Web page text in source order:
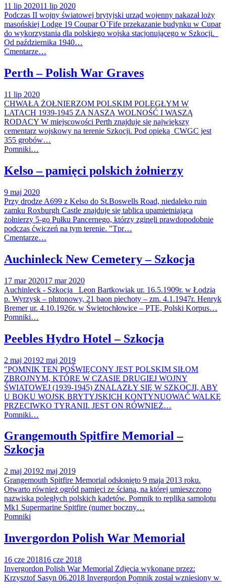
11 lip 202011 lip 2020
Podczas II wojny światowej brytyjski urząd wojenny nakazał loży
masońskiej Lodge 19 Coupar O`Fife przekazanie budynku w Cupar
do wykorzystania dla polskiego wojska stacjonującego w Szkocji.
Od października 1940…
Cmentarze…
Perth – Polish War Graves
11 lip 2020
CHWAŁA ŻOŁNIERZOM POLSKIM POLEGŁYM W
LATACH 1939-1945 ZA NASZĄ WOLNOŚĆ I WASZĄ
RODACY W miejscowości Perth znajduje się największy
cementarz wojskowy na terenie Szkocji. Pod opieką CWGC jest
355 grobów…
Pomniki…
Kelso – pamięci polskich żołnierzy
9 maj 2020
Przy drodze A699 z Kelso do St.Boswells Road, niedaleko ruin
zamku Roxburgh Castle znajduje się tablica upamietniająca
żołnierzy 5-go Pułku Pancernego, którzy zginęli prawdopodobnie
podczas ćwiczeń na tym terenie. "Tpr…
Cmentarze…
Auchinleck New Cemetery – Szkocja
17 mar 202017 mar 2020
Auchinleck - Szkocja Leon Bartkowiak ur. 16.5.1909r. w Łodzia
p. Wyrzysk – plutonowy, 21 baon piechoty – zm. 4.1.1947r. Henryk
Bremer ur. 4.10.1926r. w Świetochłowice – PTE, Polski Korpus…
Pomniki…
Peebles Hydro Hotel – Szkocja
2 maj 20192 maj 2019
"POMNIK TEN POŚWIĘCONY JEST POLSKIM SIŁOM
ZBROJNYM, KTÓRE W CZASIE DRUGIEJ WOJNY
ŚWIATOWEJ (1939-1945) ZNALAZŁY SIĘ W SZKOCJI, ABY
U BOKU WOJSK BRYTYJSKICH KONTYNUOWAĆ WALKĘ
PRZECIWKO TYRANII. JEST ON RÓWNIEŻ…
Pomniki…
Grangemouth Spitfire Memorial –
Szkocja
2 maj 20192 maj 2019
Grangemouth Spitfire Memorial odsłonięto 9 maja 2013 roku.
Otwarto również ogród pamięci ze ścianą, na której umieszczono
nazwiska poległych polskich kadetów. Pomnik to replika samolotu
Mk1 Supermarine Spitfire (numer boczny…
Pomniki
Invergordon Polish War Memorial
16 cze 201816 cze 2018
Invergordon Polish War Memorial Zdjęcia wykonane przez:
Krzysztof Sasyn 06.2018 Invergordon Pomnik został wzniesiony w